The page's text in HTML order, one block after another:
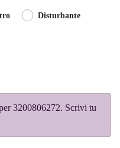
Disturbante
3200806272. Scrivi tu